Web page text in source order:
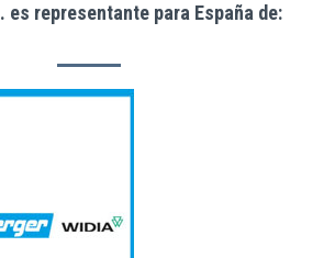
es representante para España de: